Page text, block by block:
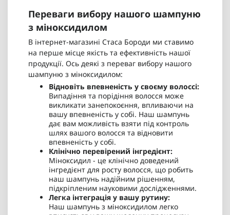
Переваги вибору нашого шампуню
з міноксидилом
В інтернет-магазині Стаса Бороди ми ставимо
на перше місце якість та ефективність нашої
продукції. Ось деякі з переваг вибору нашого
шампуню з міноксидилом:
Відновіть впевненість у своєму волоссі:
Випадіння та порідіння волосся може
викликати занепокоєння, впливаючи на
вашу впевненість у собі. Наш шампунь
дає вам можливість взяти під контроль
шлях вашого волосся та відновити
впевненість у собі.
Клінічно перевірений інгредієнт:
Міноксидил - це клінічно доведений
інгредієнт для росту волосся, що робить
наш шампунь надійним рішенням,
підкріпленим науковими дослідженнями.
Легка інтеграція у вашу рутину:
Наш шампунь з міноксидилом легко